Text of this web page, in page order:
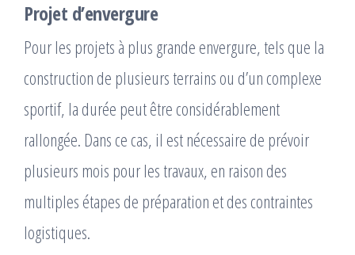
Projet d’envergure
Pour les projets à plus grande envergure, tels que la
construction de plusieurs terrains ou d’un complexe
sportif, la durée peut être considérablement
rallongée. Dans ce cas, il est nécessaire de prévoir
plusieurs mois pour les travaux, en raison des
multiples étapes de préparation et des contraintes
logistiques.